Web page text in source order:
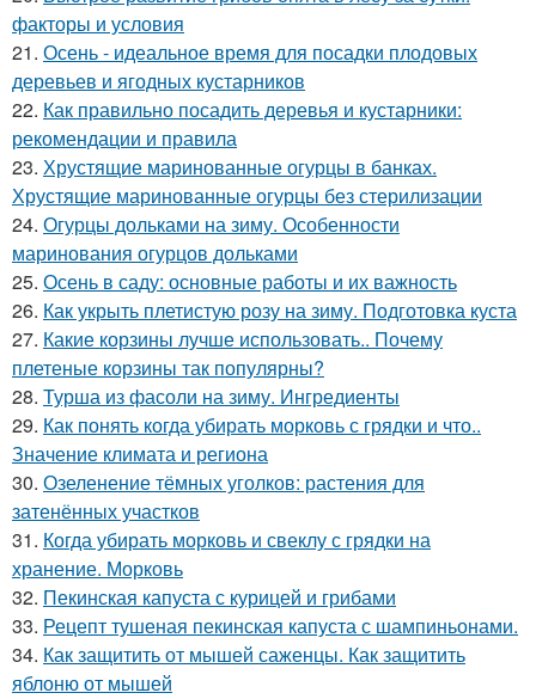
факторы и условия
21. Осень - идеальное время для посадки плодовых
деревьев и ягодных кустарников
22. Как правильно посадить деревья и кустарники:
рекомендации и правила
23. Хрустящие маринованные огурцы в банках.
Хрустящие маринованные огурцы без стерилизации
24. Огурцы дольками на зиму. Особенности
маринования огурцов дольками
25. Осень в саду: основные работы и их важность
26. Как укрыть плетистую розу на зиму. Подготовка куста
27. Какие корзины лучше использовать.. Почему
плетеные корзины так популярны?
28. Турша из фасоли на зиму. Ингредиенты
29. Как понять когда убирать морковь с грядки и что..
Значение климата и региона
30. Озеленение тёмных уголков: растения для
затенённых участков
31. Когда убирать морковь и свеклу с грядки на
хранение. Морковь
32. Пекинская капуста с курицей и грибами
33. Рецепт тушеная пекинская капуста с шампиньонами.
34. Как защитить от мышей саженцы. Как защитить
яблоню от мышей